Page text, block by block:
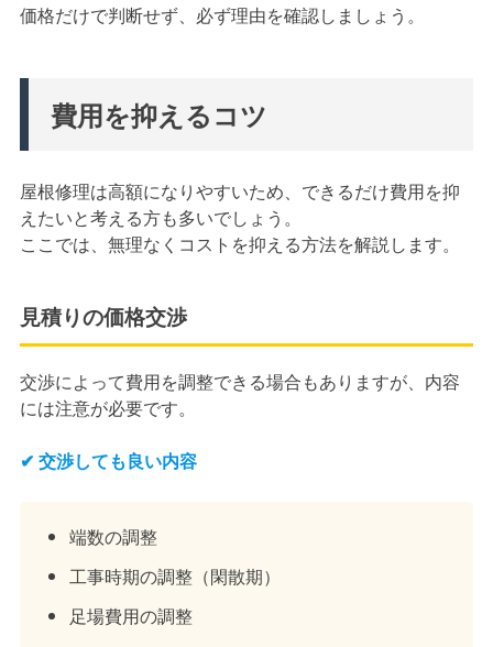
価格だけで判断せず、必ず理由を確認しましょう。
費用を抑えるコツ
屋根修理は高額になりやすいため、できるだけ費用を抑
えたいと考える方も多いでしょう。
ここでは、無理なくコストを抑える方法を解説します。
見積りの価格交渉
交渉によって費用を調整できる場合もありますが、内容
には注意が必要です。
✔ 交渉しても良い内容
端数の調整
工事時期の調整（閑散期）
足場費用の調整